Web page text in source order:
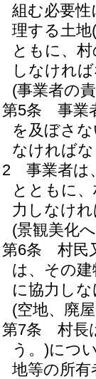
組む必要
理する土地
ともに、
しなけれ
(事業者の
第5条
事業
を及ぼさ
なければ
2
事業者は
とともに
力しなけ
(景観美化
第6条
村民
は、その
に協力し
(空地、廃
第7条
村長
う。)につ
地等の所有